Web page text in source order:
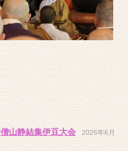
山静結集伊豆大会
2026年6月